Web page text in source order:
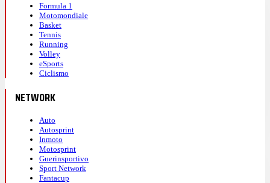
Formula 1
Motomondiale
Basket
Tennis
Running
Volley
eSports
Ciclismo
NETWORK
Auto
Autosprint
Inmoto
Motosprint
Guerinsportivo
Sport Network
Fantacup